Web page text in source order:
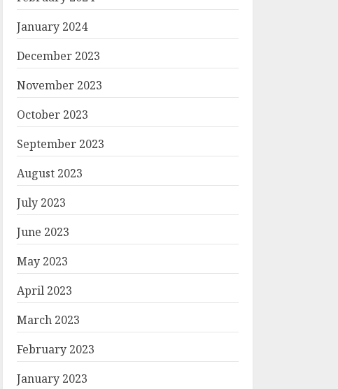
January 2024
December 2023
November 2023
October 2023
September 2023
August 2023
July 2023
June 2023
May 2023
April 2023
March 2023
February 2023
January 2023